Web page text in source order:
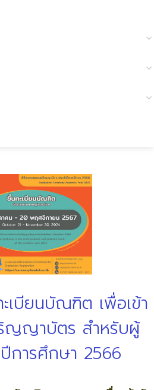
เบียนบัณฑิต เพื่อเข้า
ญญาบัตร สำหรับผู้
การศึกษา 2566